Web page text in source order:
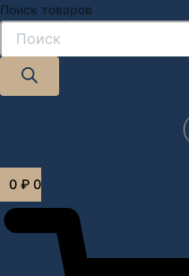
Поиск товаров
0 ₽ 0
Дизайн-проект "под